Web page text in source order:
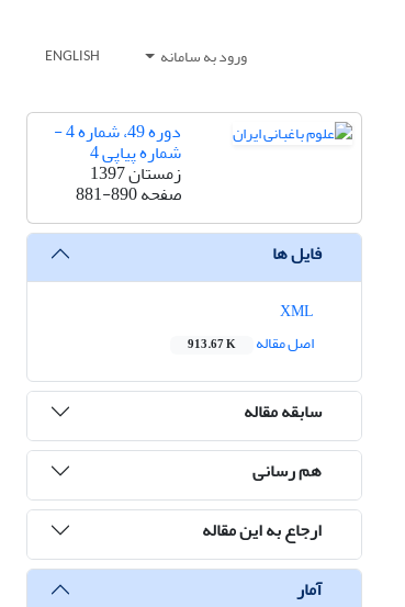
ورود به سامانه ENGLISH
دوره 49، شماره 4 -
شماره پیاپی 4
زمستان 1397
صفحه881-890
فایل ها
اصل مقاله
913.67 K
سابقه مقاله
هم رسانی
ارجاع به این مقاله
آمار